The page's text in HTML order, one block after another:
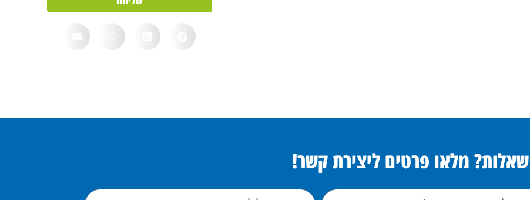
מלאו פרטים ליצירת קשר!